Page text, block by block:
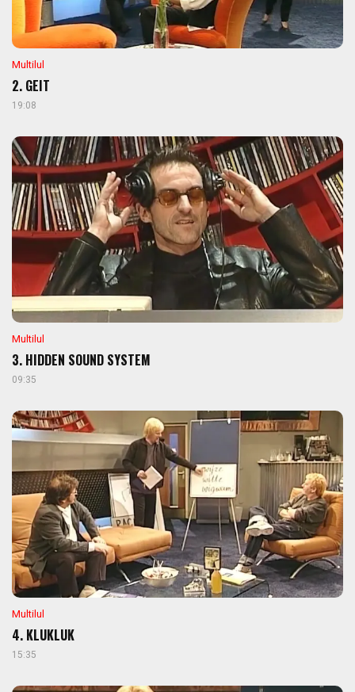
Multilul
2. GEIT
19:08
Multilul
3. HIDDEN SOUND SYSTEM
09:35
Multilul
4. KLUKLUK
15:35